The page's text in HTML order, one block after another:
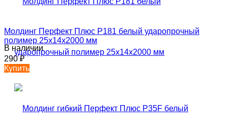
Молдинг Перфект Плюс P181 белый ударопрочный
полимер 25х14х2000 мм
В наличии
290₽
Купить